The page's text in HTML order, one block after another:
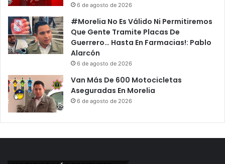
6 de agosto de 2026
#Morelia No Es Válido Ni Permitiremos
Que Gente Tramite Placas De
Guerrero… Hasta En Farmacias!: Pablo
Alarcón
6 de agosto de 2026
Van Más De 600 Motocicletas
Aseguradas En Morelia
6 de agosto de 2026